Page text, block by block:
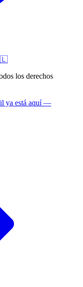
los derechos
ya está aquí —